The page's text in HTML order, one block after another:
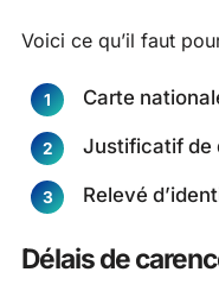
Voici ce qu’il faut
Carte
Justificatif de
Relevé
Délais de